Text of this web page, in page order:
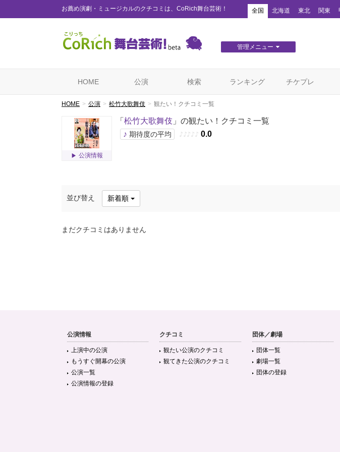
お薦め演劇・ミュージカルのクチコミは、CoRich舞台芸術！ 全国 北海道 東北 関東
管理メニュー
HOME 公演 検索 ランキング チケプレ
HOME 公演 松竹大歌舞伎 観たい！クチコミ一覧
公演情報
「 松竹大歌舞伎 」の観たい！クチコミ一覧
♪ 期待度の平均 ♪ ♪ ♪ ♪ ♪ 0.0
並び替え 新着順
まだクチコミはありません
公演情報
上演中の公演
もうすぐ開幕の公演
公演一覧
公演情報の登録
クチコミ
観たい公演のクチコミ
観てきた公演のクチコミ
団体／劇場
団体一覧
劇場一覧
団体の登録